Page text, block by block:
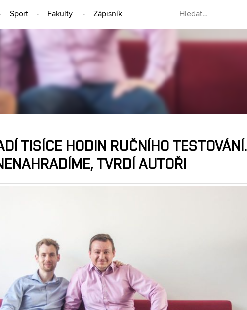
Sport Fakulty Zápisník
A OBJEVY
TISÍCE HODIN RUČNÍHO TESTOVÁNÍ.
TVRDÍ AUTOŘI